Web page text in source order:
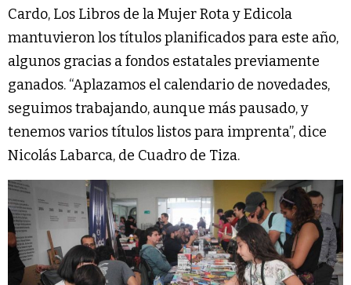
Cardo, Los Libros de la Mujer Rota y Edicola
mantuvieron los títulos planificados para este año,
algunos gracias a fondos estatales previamente
ganados. “Aplazamos el calendario de novedades,
seguimos trabajando, aunque más pausado, y
tenemos varios títulos listos para imprenta”, dice
Nicolás Labarca, de Cuadro de Tiza.